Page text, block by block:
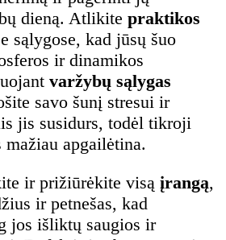
dieną. Atlikite praktikos
sąlygose, kad jūsų šuo
ir dinamikos
varžybų sąlygas
savo šunį stresui ir
jis susidurs, todėl tikroji
apgailėtina.
ir prižiūrėkite visą įrangą,
ir petnešas, kad
jos išliktų saugios ir